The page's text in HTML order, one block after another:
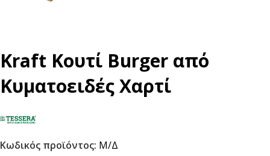
Kraft Κουτί Burger από
Κυματοειδές Χαρτί
Κωδικός προϊόντος: Μ/Δ